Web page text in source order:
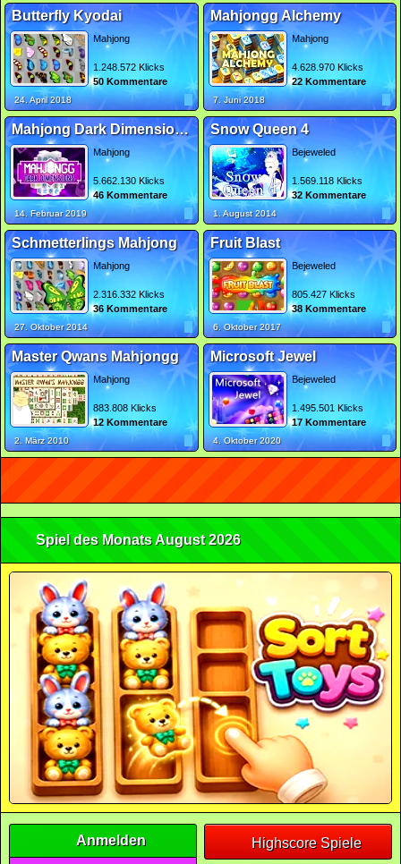
Butterfly Kyodai
Mahjong
1.248.572 Klicks
50 Kommentare
24. April 2018
Mahjongg Alchemy
Mahjong
4.628.970 Klicks
22 Kommentare
7. Juni 2018
Mahjong Dark Dimensions Triple Time
Mahjong
5.662.130 Klicks
46 Kommentare
14. Februar 2019
Snow Queen 4
Bejeweled
1.569.118 Klicks
32 Kommentare
1. August 2014
Schmetterlings Mahjong
Mahjong
2.316.332 Klicks
36 Kommentare
27. Oktober 2014
Fruit Blast
Bejeweled
805.427 Klicks
38 Kommentare
6. Oktober 2017
Master Qwans Mahjongg
Mahjong
883.808 Klicks
12 Kommentare
2. März 2010
Microsoft Jewel
Bejeweled
1.495.501 Klicks
17 Kommentare
4. Oktober 2020
Spiel des Monats August 2026
Anmelden Highscore Spiele